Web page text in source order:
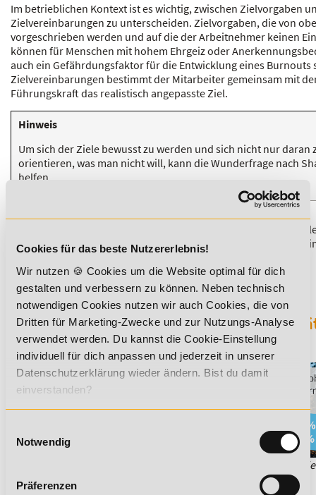
Cookies für das beste Nutzererlebnis!
Wir nutzen 🍪 Cookies um die Website optimal für dich
gestalten und verbessern zu können. Neben technisch
notwendigen Cookies nutzen wir auch Cookies, die von
Dritten für Marketing-Zwecke und zur Nutzungs-Analyse
verwendet werden. Du kannst die Cookie-Einstellung
individuell für dich anpassen und jederzeit in unserer
Datenschutzerklärung wieder ändern. Bist du damit
einverstanden?
Notwendig
Präferenzen
Im betrieblichen Kontext ist es wichtig, zwischen Zielvorgaben
Zielvereinbarungen zu unterscheiden. Zielvorgaben, die von
vorgeschrieben werden und auf die der Arbeitnehmer keinen
können für Menschen mit hohem Ehrgeiz oder
auch ein Gefährdungsfaktor für die Entwicklung eines Burnouts
Zielvereinbarungen bestimmt der Mitarbeiter gemeinsam mit
Führungskraft das realistisch angepasste Ziel.
Hinweis
Um sich der Ziele bewusst zu werden und sich nicht nur daran
orientieren, was man nicht will, kann die Wunderfrage nach
helfen.
Dann
eine Ausbildung zum
Stressmanagement und Burnout Coach
,
dieses Thema behandelt wird.
Sichere dir jetzt 5% Lexikon-Rabatt
auf ALLE Aus- und Weiterbildungen!
*Der Rabattcode "NEUGIER5" ist mit weiteren Rabatten
informieren dich gern.